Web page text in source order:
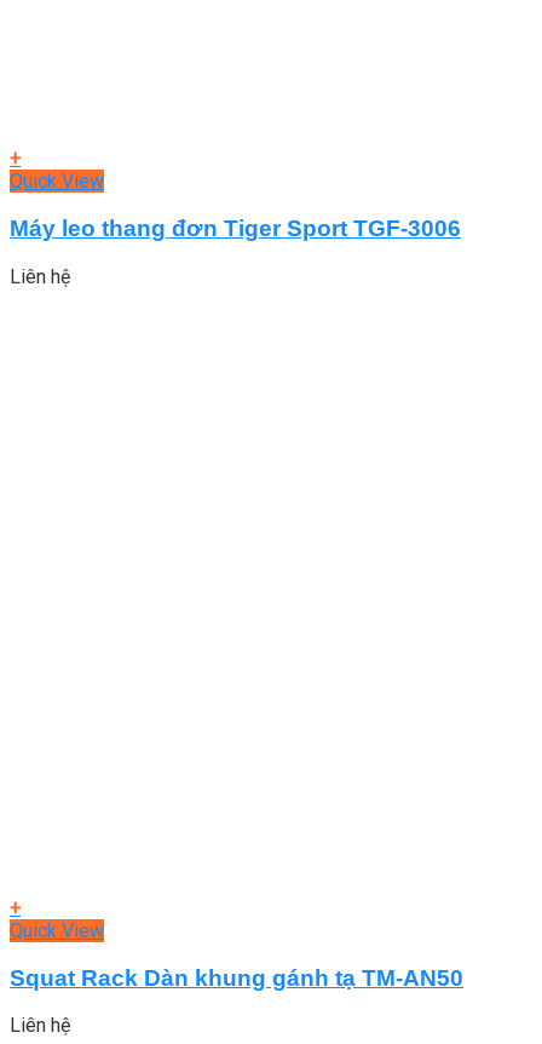
+
Quick View
Máy leo thang đơn Tiger Sport TGF-3006
Liên hệ
+
Quick View
Squat Rack Dàn khung gánh tạ TM-AN50
Liên hệ